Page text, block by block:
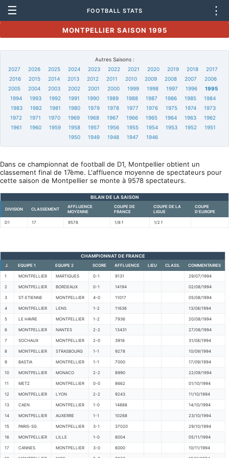
☰ FOOTBALL STATS ⋮
MONTPELLIER SAISON 1995
Autres Saisons :
2027
2026 2025 2024 2023 2022 2021 2020 2019 2018
2017
2016
2015 2014 2013 2012 2011 2010 2009 2008 2007
2006
2005
2004 2003 2002 2001 2000 1999 1998 1997 1996
1995
1994
1993 1992 1991 1990 1989 1988 1987 1986 1985
1984
1983
1982 1981 1980 1979 1978 1977 1976 1975 1974
1973
1972
1971 1970 1969 1968 1967 1966 1965 1964 1963
1962
1961
1960 1959 1958 1957 1956 1955 1954 1953 1952
1951
1950
1949 1948 1947 1946
Dans ce championnat de football de D1, Montpellier obtient un
classement final de 17ème. L'affluence moyenne de spectateurs pour
cette saison de Montpellier se monte à 9578 spectateurs.
BILAN DE LA SAISON
DIVISION CLASSEMENT
AFFLUENCE
MOYENNE
COUPE DE
FRANCE
COUPE DE LA
LIGUE
COUPE
D'EUROPE
D1 17 9578 1/8 f 1/2 f
CHAMPIONNAT DE FRANCE
J. EQUIPE 1 EQUIPE 2 SCORE AFFLUENCE LIEU CLASS. COMMENTAIRES
1 MONTPELLIER MARTIGUES 0-1 9131 29/07/1994
2 MONTPELLIER BORDEAUX 0-1 14194 02/08/1994
3 ST-ETIENNE MONTPELLIER 4-0 11017 05/08/1994
4 MONTPELLIER LENS 1-2 11636 13/08/1994
5 LE HAVRE MONTPELLIER 1-2 7936 20/08/1994
6 MONTPELLIER NANTES 2-2 13431 27/08/1994
7 SOCHAUX MONTPELLIER 2-0 3916 31/08/1994
8 MONTPELLIER STRASBOURG 1-1 9278 10/09/1994
9 BASTIA MONTPELLIER 1-1 7000 17/09/1994
10 MONTPELLIER MONACO 2-2 8990 22/09/1994
11 METZ MONTPELLIER 0-0 8662 01/10/1994
12 MONTPELLIER LYON 2-2 9243 11/10/1994
13 CAEN MONTPELLIER 1-0 14888 14/10/1994
14 MONTPELLIER AUXERRE 1-1 10268 23/10/1994
15 PARIS-SG MONTPELLIER 3-1 37020 29/10/1994
16 MONTPELLIER LILLE 1-0 8004 05/11/1994
17 CANNES MONTPELLIER 3-0 6000 10/11/1994